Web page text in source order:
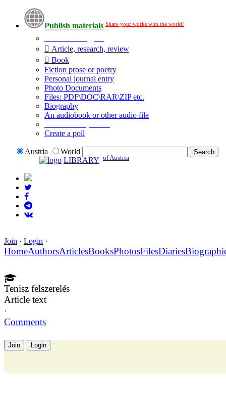
Publish materials Share your works with the world!
Article, research, review
Book
Fiction prose or poetry
Personal journal entry
Photo Documents
Files: PDF\DOC\RAR\ZIP etc.
Biography
An audiobook or other audio file
Create a poll
Austria
World
LIBRARY of Austria
Join · Login ·
HomeAuthorsArticlesBooksPhotosFilesDiaries
Tenisz felszerelés
Article text
·
Comments
Join Login